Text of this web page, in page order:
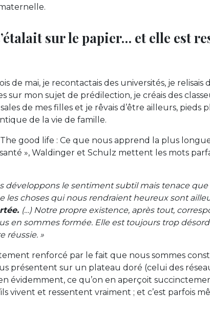
sur le papier… et elle est
de mai, je recontactais des universités, je relisais
sur mon sujet de prédilection, je créais des
de mes filles et je rêvais d’être ailleurs, pieds
de la vie de famille.
good life : Ce que nous apprend la plus
», Waldinger et Schulz mettent les mots
développons le sentiment subtil mais tenace
les choses qui nous rendraient heureux sont
(…) Notre propre existence, après tout,
en sommes formée. Elle est toujours trop
réussie. »
renforcé par le fait que nous sommes
présentent sur un plateau doré (celui des
évidemment, ce qu’on en aperçoit
vivent et ressentent vraiment ; et c’est parfois